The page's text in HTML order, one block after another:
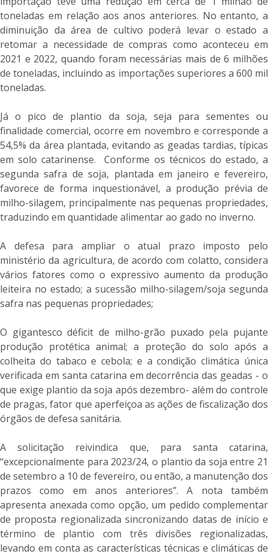
toneladas em relação aos anos anteriores. No entanto, a
diminuição da área de cultivo poderá levar o estado a
retomar a necessidade de compras como aconteceu em
2021 e 2022, quando foram necessárias mais de 6 milhões
de toneladas, incluindo as importações superiores a 600 mil
toneladas.
Já o pico de plantio da soja, seja para sementes ou
finalidade comercial, ocorre em novembro e corresponde a
54,5% da área plantada, evitando as geadas tardias, típicas
em solo catarinense. Conforme os técnicos do estado, a
segunda safra de soja, plantada em janeiro e fevereiro,
favorece de forma inquestionável, a produção prévia de
milho-silagem, principalmente nas pequenas propriedades,
traduzindo em quantidade alimentar ao gado no inverno.
A defesa para ampliar o atual prazo imposto pelo
ministério da agricultura, de acordo com colatto, considera
vários fatores como o expressivo aumento da produção
leiteira no estado; a sucessão milho-silagem/soja segunda
safra nas pequenas propriedades;
O gigantesco déficit de milho-grão puxado pela pujante
produção protética animal; a proteção do solo após a
colheita do tabaco e cebola; e a condição climática única
verificada em santa catarina em decorrência das geadas - o
que exige plantio da soja após dezembro- além do controle
de pragas, fator que aperfeiçoa as ações de fiscalização dos
órgãos de defesa sanitária.
A solicitação reivindica que, para santa catarina,
“excepcionalmente para 2023/24, o plantio da soja entre 21
de setembro a 10 de fevereiro, ou então, a manutenção dos
prazos como em anos anteriores”. A nota também
apresenta anexada como opção, um pedido complementar
de proposta regionalizada sincronizando datas de início e
término de plantio com três divisões regionalizadas,
levando em conta as características técnicas e climáticas de